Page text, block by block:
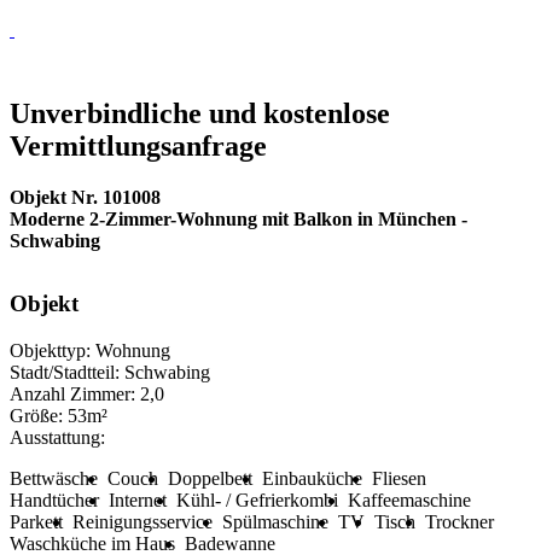
Unverbindliche und kostenlose
Vermittlungsanfrage
Objekt Nr. 101008
Moderne 2-Zimmer-Wohnung mit Balkon in München -
Schwabing
Objekt
Objekttyp: Wohnung
Stadt/Stadtteil: Schwabing
Anzahl Zimmer: 2,0
Größe: 53m²
Ausstattung:
Bettwäsche Couch Doppelbett Einbauküche Fliesen
Handtücher Internet Kühl- / Gefrierkombi Kaffeemaschine
Parkett Reinigungsservice Spülmaschine TV Tisch Trockner
Waschküche im Haus Badewanne